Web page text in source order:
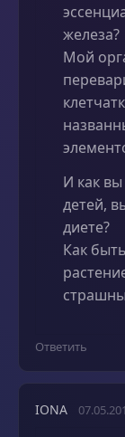
железа?
Мой
И как
детей,
диете?
Как
Ответить
IONA